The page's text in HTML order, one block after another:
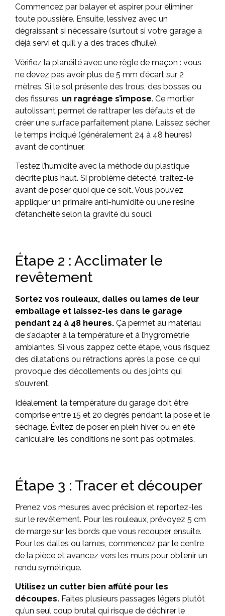
Commencez par balayer et aspirer pour éliminer
toute poussière. Ensuite, lessivez avec un
dégraissant si nécessaire (surtout si votre garage a
déjà servi et qu’il y a des traces d’huile).
Vérifiez la planéité avec une règle de maçon : vous
ne devez pas avoir plus de 5 mm d’écart sur 2
mètres. Si le sol présente des trous, des bosses ou
des fissures, un ragréage s’impose. Ce mortier
autolissant permet de rattraper les défauts et de
créer une surface parfaitement plane. Laissez sécher
le temps indiqué (généralement 24 à 48 heures)
avant de continuer.
Testez l’humidité avec la méthode du plastique
décrite plus haut. Si problème détecté, traitez-le
avant de poser quoi que ce soit. Vous pouvez
appliquer un primaire anti-humidité ou une résine
d’étanchéité selon la gravité du souci.
Étape 2 : Acclimater le
revêtement
Sortez vos rouleaux, dalles ou lames de leur
emballage et laissez-les dans le garage
pendant 24 à 48 heures. Ça permet au matériau
de s’adapter à la température et à l’hygrométrie
ambiantes. Si vous zappez cette étape, vous risquez
des dilatations ou rétractions après la pose, ce qui
provoque des décollements ou des joints qui
s’ouvrent.
Idéalement, la température du garage doit être
comprise entre 15 et 20 degrés pendant la pose et le
séchage. Évitez de poser en plein hiver ou en été
caniculaire, les conditions ne sont pas optimales.
Étape 3 : Tracer et découper
Prenez vos mesures avec précision et reportez-les
sur le revêtement. Pour les rouleaux, prévoyez 5 cm
de marge sur les bords que vous recouper ensuite.
Pour les dalles ou lames, commencez par le centre
de la pièce et avancez vers les murs pour obtenir un
rendu symétrique.
Utilisez un cutter bien affûté pour les
découpes. Faites plusieurs passages légers plutôt
qu’un seul coup brutal qui risque de déchirer le